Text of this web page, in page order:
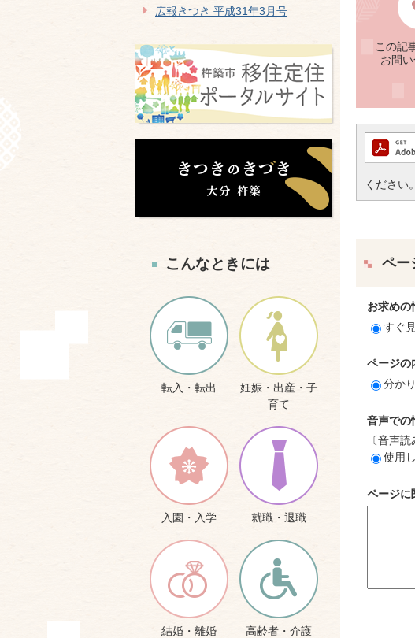
広報きつき 平成31年3月号
こんなときには
転入・転出
妊娠・出産・子
育て
入園・入学 就職・退職
結婚・離婚 高齢者・介護
この記
お問
ください。
ペー
お求めの
すぐ
ページの
分か
音声での
〔音声
使用
ページに